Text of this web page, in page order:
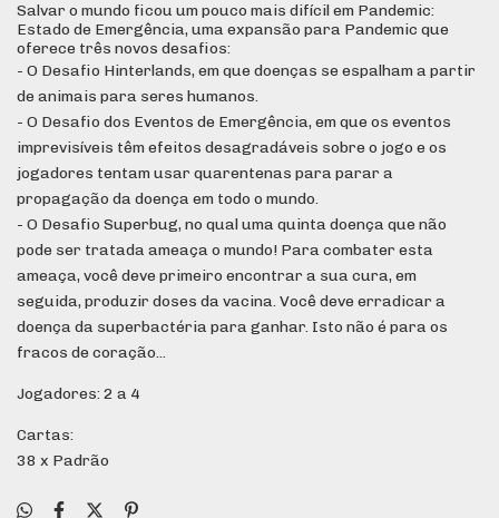
Salvar o mundo ficou um pouco mais difícil em Pandemic:
Estado de Emergência, uma expansão para Pandemic que
oferece três novos desafios:
- O Desafio Hinterlands, em que doenças se espalham a partir
de animais para seres humanos.
- O Desafio dos Eventos de Emergência, em que os eventos
imprevisíveis têm efeitos desagradáveis sobre o jogo e os
jogadores tentam usar quarentenas para parar a
propagação da doença em todo o mundo.
- O Desafio Superbug, no qual uma quinta doença que não
pode ser tratada ameaça o mundo! Para combater esta
ameaça, você deve primeiro encontrar a sua cura, em
seguida, produzir doses da vacina. Você deve erradicar a
doença da superbactéria para ganhar. Isto não é para os
fracos de coração...
Jogadores: 2 a 4
Cartas:
38 x Padrão